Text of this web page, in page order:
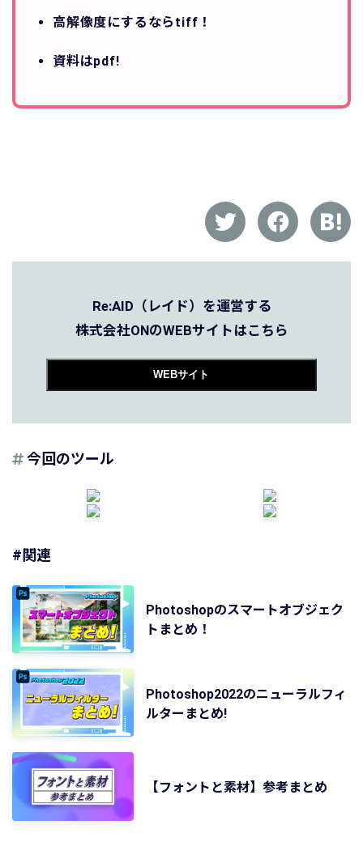
高解像度にするならtiff！
資料はpdf!
Re:AID（レイド）を運営する
株式会社ONのWEBサイトはこちら
WEBサイト
今回のツール
#関連
Photoshopのスマートオブジェク
トまとめ！
Photoshop2022のニューラルフィ
ルターまとめ!
【フォントと素材】参考まとめ